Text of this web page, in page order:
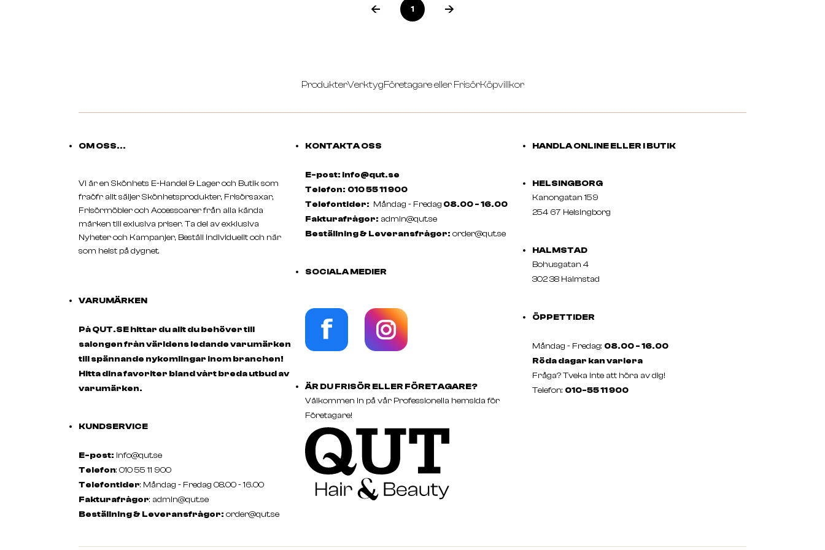
1
ProdukterVerktygFöretagare eller FrisörKöpvillkor
OM OSS...
Vi är en Skönhets E-Handel & Lager och Butik som
fraöfr allt säljer Skönhetsprodukter, Frisörsaxar,
Frisörmöbler och Accessoarer från alla kända
märken till exlusiva priser. Ta del av exklusiva
Nyheter och Kampanjer, Beställ individuellt och när
som helst på dygnet.
VARUMÄRKEN
På QUT.SE hittar du allt du behöver till
salongen från världens ledande varumärken
till spännande nykomlingar inom branchen!
Hitta dina favoriter bland vårt breda utbud av
varumärken.
KUNDSERVICE
E-post: info@qut.se
Telefon: 010 55 11 900
Telefontider: Måndag - Fredag 08.00 - 16.00
Fakturafrågor: admin@qut.se
Beställning & Leveransfrågor: order@qut.se
KONTAKTA OSS
E-post: info@qut.se
Telefon: 010 55 11 900
Telefontider: Måndag - Fredag 08.00 - 16.00
Fakturafrågor: admin@qut.se
Beställning & Leveransfrågor: order@qut.se
SOCIALA MEDIER
ÄR DU FRISÖR ELLER FÖRETAGARE?
Välkommen in på vår Professionella hemsida för
Företagare!
HANDLA ONLINE ELLER I BUTIK
HELSINGBORG
Kanongatan 159
254 67 Helsingborg
HALMSTAD
Bohusgatan 4
302 38 Halmstad
ÖPPETTIDER
Måndag - Fredag: 08.00 - 16.00
Röda dagar kan variera
Fråga? Tveka inte att höra av dig!
Telefon: 010-55 11 900